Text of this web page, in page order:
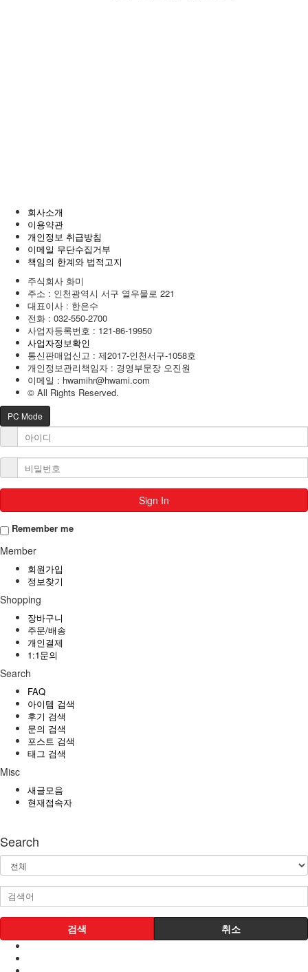
회사소개
이용약관
개인정보 취급방침
이메일 무단수집거부
책임의 한계와 법적고지
주식회사 화미
주소 : 인천광역시 서구 열우물로 221
대표이사 : 한은수
전화 : 032-550-2700
사업자등록번호 : 121-86-19950
사업자정보확인
통신판매업신고 : 제2017-인천서구-1058호
개인정보관리책임자 : 경영부문장 오진원
이메일 : hwamihr@hwami.com
© All Rights Reserved.
PC Mode
Sign In
Remember me
Member
회원가입
정보찾기
Shopping
장바구니
주문/배송
개인결제
1:1문의
Search
FAQ
아이템 검색
후기 검색
문의 검색
포스트 검색
태그 검색
Misc
새글모음
현재접속자
Search
검색 취소